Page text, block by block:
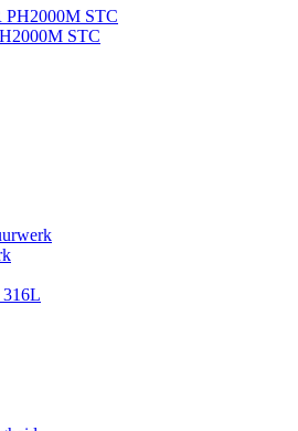
STC
316L